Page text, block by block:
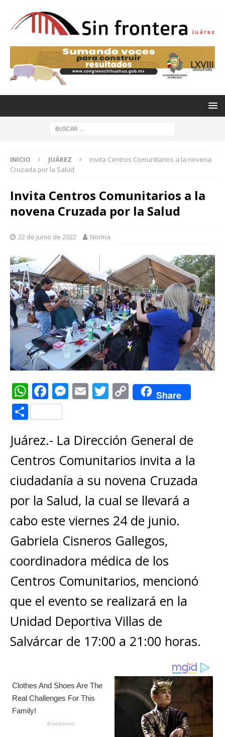
INICIO JUÁREZ
Invita Centros Comunitarios a la novena
Cruzada por la Salud
Invita Centros Comunitarios a la
novena Cruzada por la Salud
22 de junio de 2022 Norma
W
h
at
s
A
p
p
F
a
c
e
b
o
o
k
M
e
n
g
e
r
E
l
T
te
r
C
o
y
Li
n
k
Share
C
m
p
ar
ti
r
Juárez.- La Dirección General de
Centros Comunitarios invita a la
ciudadanía a su novena Cruzada
por la Salud, la cual se llevará a
cabo este viernes 24 de junio.
Gabriela Cisneros Gallegos,
coordinadora médica de los
Centros Comunitarios, mencionó
que el evento se realizará en la
Unidad Deportiva Villas de
Salvárcar de 17:00 a 21:00 horas.